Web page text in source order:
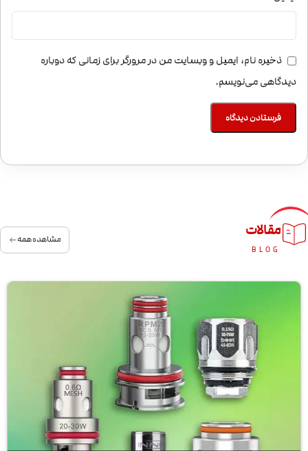
ذخیره نام، ایمیل و وبسایت من در مرورگر برای زمانی که دوباره
دیدگاهی می‌نویسم.
مقالات
BLOG
مشاهده همه